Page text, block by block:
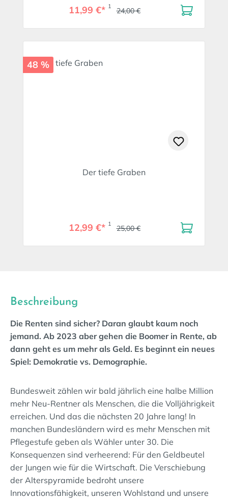
11,99 €* 1 24,00 €
48 %
Der tiefe Graben
12,99 €* 1 25,00 €
Beschreibung
Die Renten sind sicher? Daran glaubt kaum noch
jemand. Ab 2023 aber gehen die Boomer in Rente, ab
dann geht es um mehr als Geld. Es beginnt ein neues
Spiel: Demokratie vs. Demographie.
Bundesweit zählen wir bald jährlich eine halbe Million
mehr Neu-Rentner als Menschen, die die Volljährigkeit
erreichen. Und das die nächsten 20 Jahre lang! In
manchen Bundesländern wird es mehr Menschen mit
Pflegestufe geben als Wähler unter 30. Die
Konsequenzen sind verheerend: Für den Geldbeutel
der Jungen wie für die Wirtschaft. Die Verschiebung
der Alterspyramide bedroht unsere
Innovationsfähigkeit, unseren Wohlstand und unsere